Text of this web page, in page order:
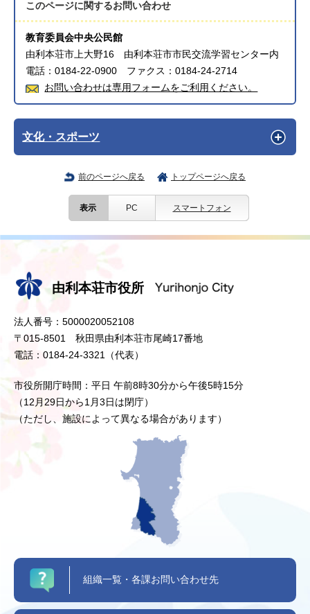
このページに関するお問い合わせ
教育委員会中央公民館
由利本荘市上大野16 由利本荘市市民交流学習センター内
電話：0184-22-0900 ファクス：0184-24-2714
お問い合わせは専用フォームをご利用ください。
文化・スポーツ
前のページへ戻る トップページへ戻る
表示 PC スマートフォン
由利本荘市役所
法人番号：5000020052108
〒015-8501 秋田県由利本荘市尾崎17番地
電話：0184-24-3321（代表）
市役所開庁時間：平日 午前8時30分から午後5時15分
（12月29日から1月3日は閉庁）
（ただし、施設によって異なる場合があります）
組織一覧・各課お問い合わせ先